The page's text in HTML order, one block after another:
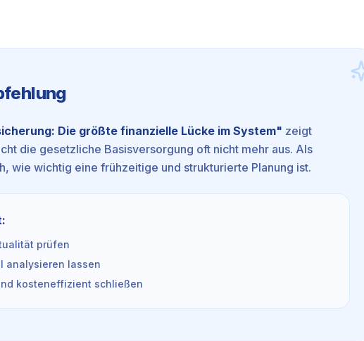
Die größte finanzielle Lücke im System" zeigt
die gesetzliche Basisversorgung oft nicht mehr aus. Als
wie wichtig eine frühzeitige und strukturierte Planung ist.
prüfen
analysieren lassen
kosteneffizient schließen